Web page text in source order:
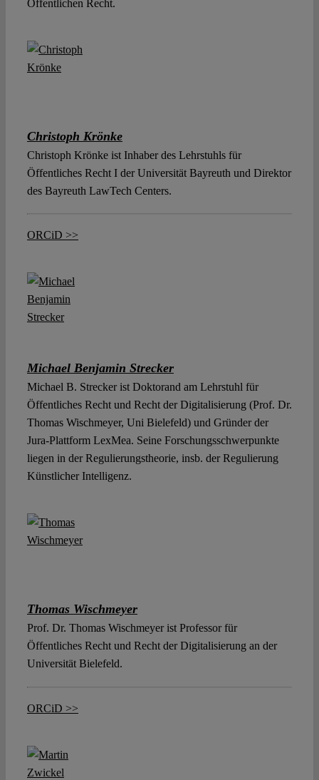
Öffentlichen Recht.
Christoph Krönke
Christoph Krönke ist Inhaber des Lehrstuhls für
Öffentliches Recht I der Universität Bayreuth und Direktor
des Bayreuth LawTech Centers.
ORCiD >>
Michael Benjamin Strecker
Michael B. Strecker ist Doktorand am Lehrstuhl für
Öffentliches Recht und Recht der Digitalisierung (Prof. Dr.
Thomas Wischmeyer, Uni Bielefeld) und Gründer der
Jura-Plattform LexMea. Seine Forschungsschwerpunkte
liegen in der Regulierungstheorie, insb. der Regulierung
Künstlicher Intelligenz.
Thomas Wischmeyer
Prof. Dr. Thomas Wischmeyer ist Professor für
Öffentliches Recht und Recht der Digitalisierung an der
Universität Bielefeld.
ORCiD >>